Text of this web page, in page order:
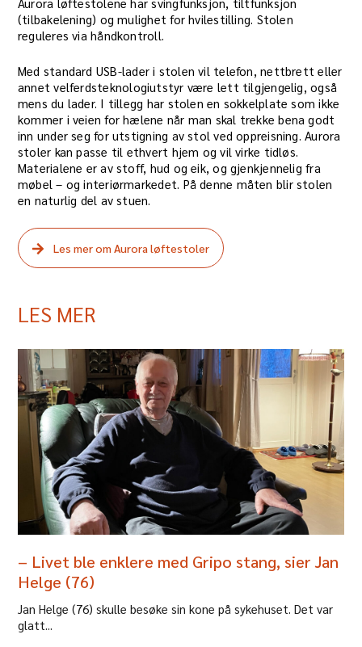
Aurora løftestolene har svingfunksjon, tiltfunksjon
(tilbakelening) og mulighet for hvilestilling. Stolen
reguleres via håndkontroll.
​Med standard USB-lader i stolen vil telefon, nettbrett eller
annet velferdsteknologiutstyr være lett tilgjengelig, også
mens du lader. I tillegg har stolen en sokkelplate som ikke
kommer i veien for hælene når man skal trekke bena godt
inn under seg for utstigning av stol ved oppreisning. Aurora
stoler kan passe til ethvert hjem og vil virke tidløs.
Materialene er av stoff, hud og eik, og gjenkjennelig fra
møbel – og interiørmarkedet. På denne måten blir stolen
en naturlig del av stuen.
Les mer om Aurora løftestoler
LES MER
– Livet ble enklere med Gripo stang, sier Jan
Helge (76)
Jan Helge (76) skulle besøke sin kone på sykehuset. Det var
glatt...